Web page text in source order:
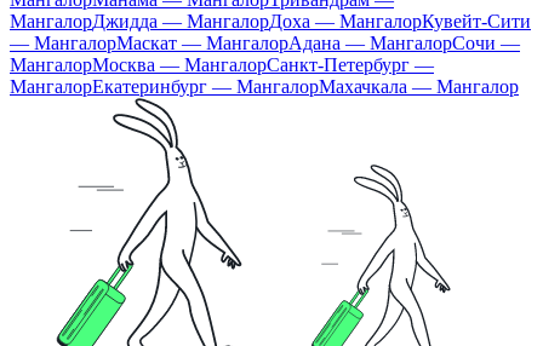
МангалорДжидда — МангалорДоха — МангалорКувейт-Сити
— МангалорМаскат — МангалорАдана — МангалорСочи —
МангалорМосква — МангалорСанкт-Петербург —
МангалорЕкатеринбург — МангалорМахачкала — Мангалор